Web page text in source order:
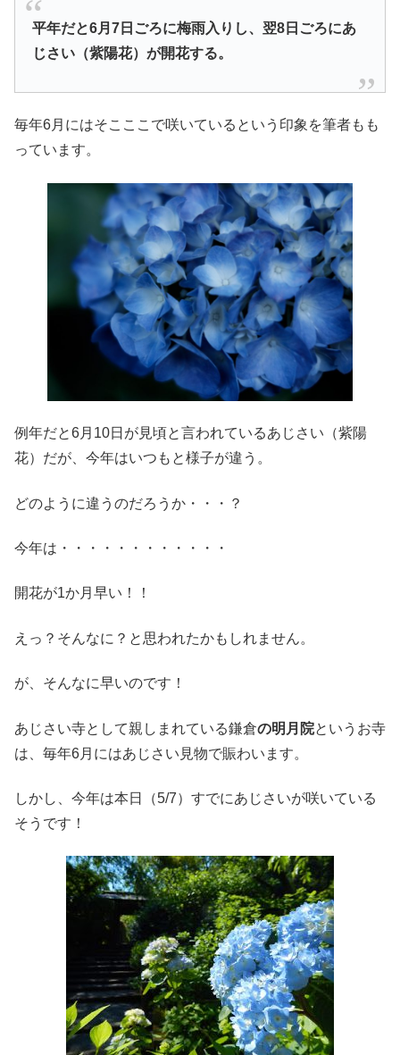
平年だと6月7日ごろに梅雨入りし、翌8日ごろにあ
じさい（紫陽花）が開花する。
毎年6月にはそこここで咲いているという印象を筆者もも
っています。
例年だと6月10日が見頃と言われているあじさい（紫陽
花）だが、今年はいつもと様子が違う。
どのように違うのだろうか・・・？
今年は・・・・・・・・・・・・
開花が1か月早い！！
えっ？そんなに？と思われたかもしれません。
が、そんなに早いのです！
あじさい寺として親しまれている鎌倉の明月院というお寺
は、毎年6月にはあじさい見物で賑わいます。
しかし、今年は本日（5/7）すでにあじさいが咲いている
そうです！